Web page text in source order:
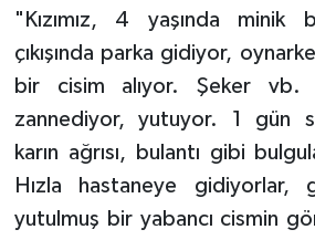
"Kızımız, 4 yaşında minik
çıkışında parka gidiyor,
bir cisim alıyor. Şeker vb.
zannediyor, yutuyor. 1 gün
karın ağrısı, bulantı gibi
Hızla hastaneye gidiyorlar,
yutulmuş bir yabancı cismin